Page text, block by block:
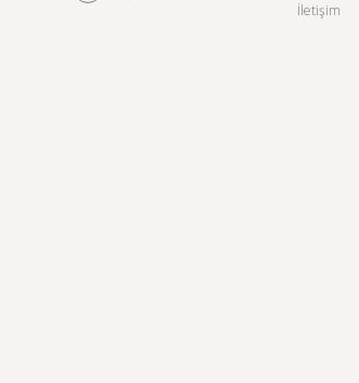
İletişim